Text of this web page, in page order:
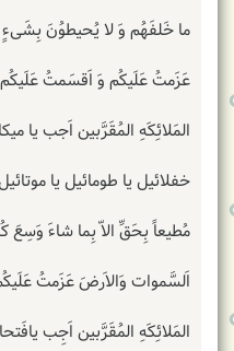
ما خَلفَهُم وَ لا یُحیطوُنَ
عَزَمتُ عَلَیکُم وَ اَقسَمتُ
المَلائِکَهِ المُقَرَّبین اَجب یا
خفلائیل یا طومائیل یا
مُطیعاً بِحَقِّ الاّ بِما شاءَ وَسِعَ
اَلسَّموات وَالاَرضَ عَزَمتُ
المَلائِکَهِ المُقَرَّبین اَجِب